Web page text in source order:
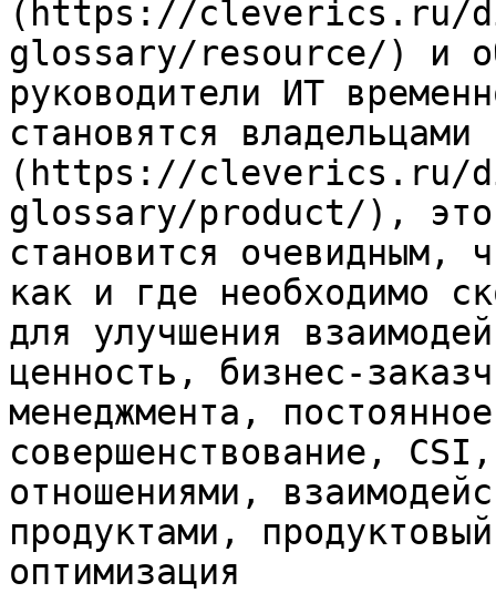
(https://cleverics.ru/
glossary/resource/) и
руководители ИТ
становятся
(https://cleverics.ru/
glossary/product/), этот
становится очевидным,
как и где необходимо
для улучшения
ценность, бизнес-
менеджмента,
совершенствование,
отношениями,
продуктами,
оптимизация